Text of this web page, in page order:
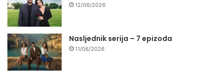
12/06/2026
Nasljednik serija – 7 epizoda
11/06/2026